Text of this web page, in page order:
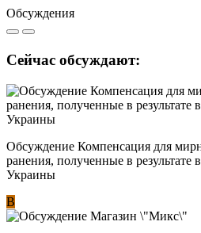
Обсуждения
Сейчас обсуждают:
Обсуждение Компенсация для
ранения, полученные в результате
Украины
В